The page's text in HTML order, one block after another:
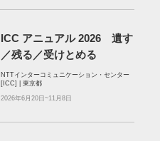
ICC アニュアル 2026 遺す
／残る／受けとめる
NTTインターコミュニケーション・センター
[ICC] | 東京都
2026年6月20日~11月8日